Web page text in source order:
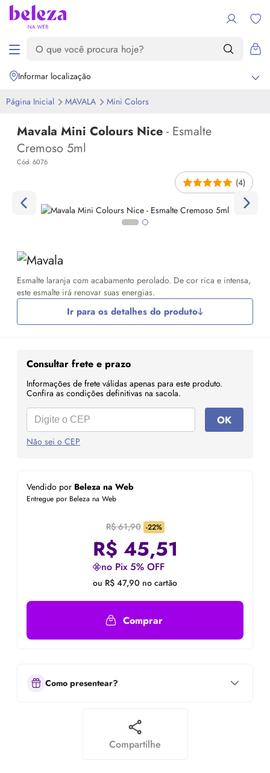
Informar localização
Página Inicial MAVALA Mini Colors
Mavala Mini Colours Nice - Esmalte
Cremoso 5ml
Cód. 6076
(4)
Esmalte laranja com acabamento perolado. De cor rica e intensa,
este esmalte irá renovar suas energias.
Ir para os detalhes do produto
Consultar frete e prazo
Informações de frete válidas apenas para este produto.
Confira as condições definitivas na sacola.
OK
Não sei o CEP
Vendido por Beleza na Web
Entregue por Beleza na Web
R$ 61,90 -22%
R$ 45,51
no Pix 5% OFF
ou R$ 47,90 no cartão
Comprar
Como presentear?
Compartilhe